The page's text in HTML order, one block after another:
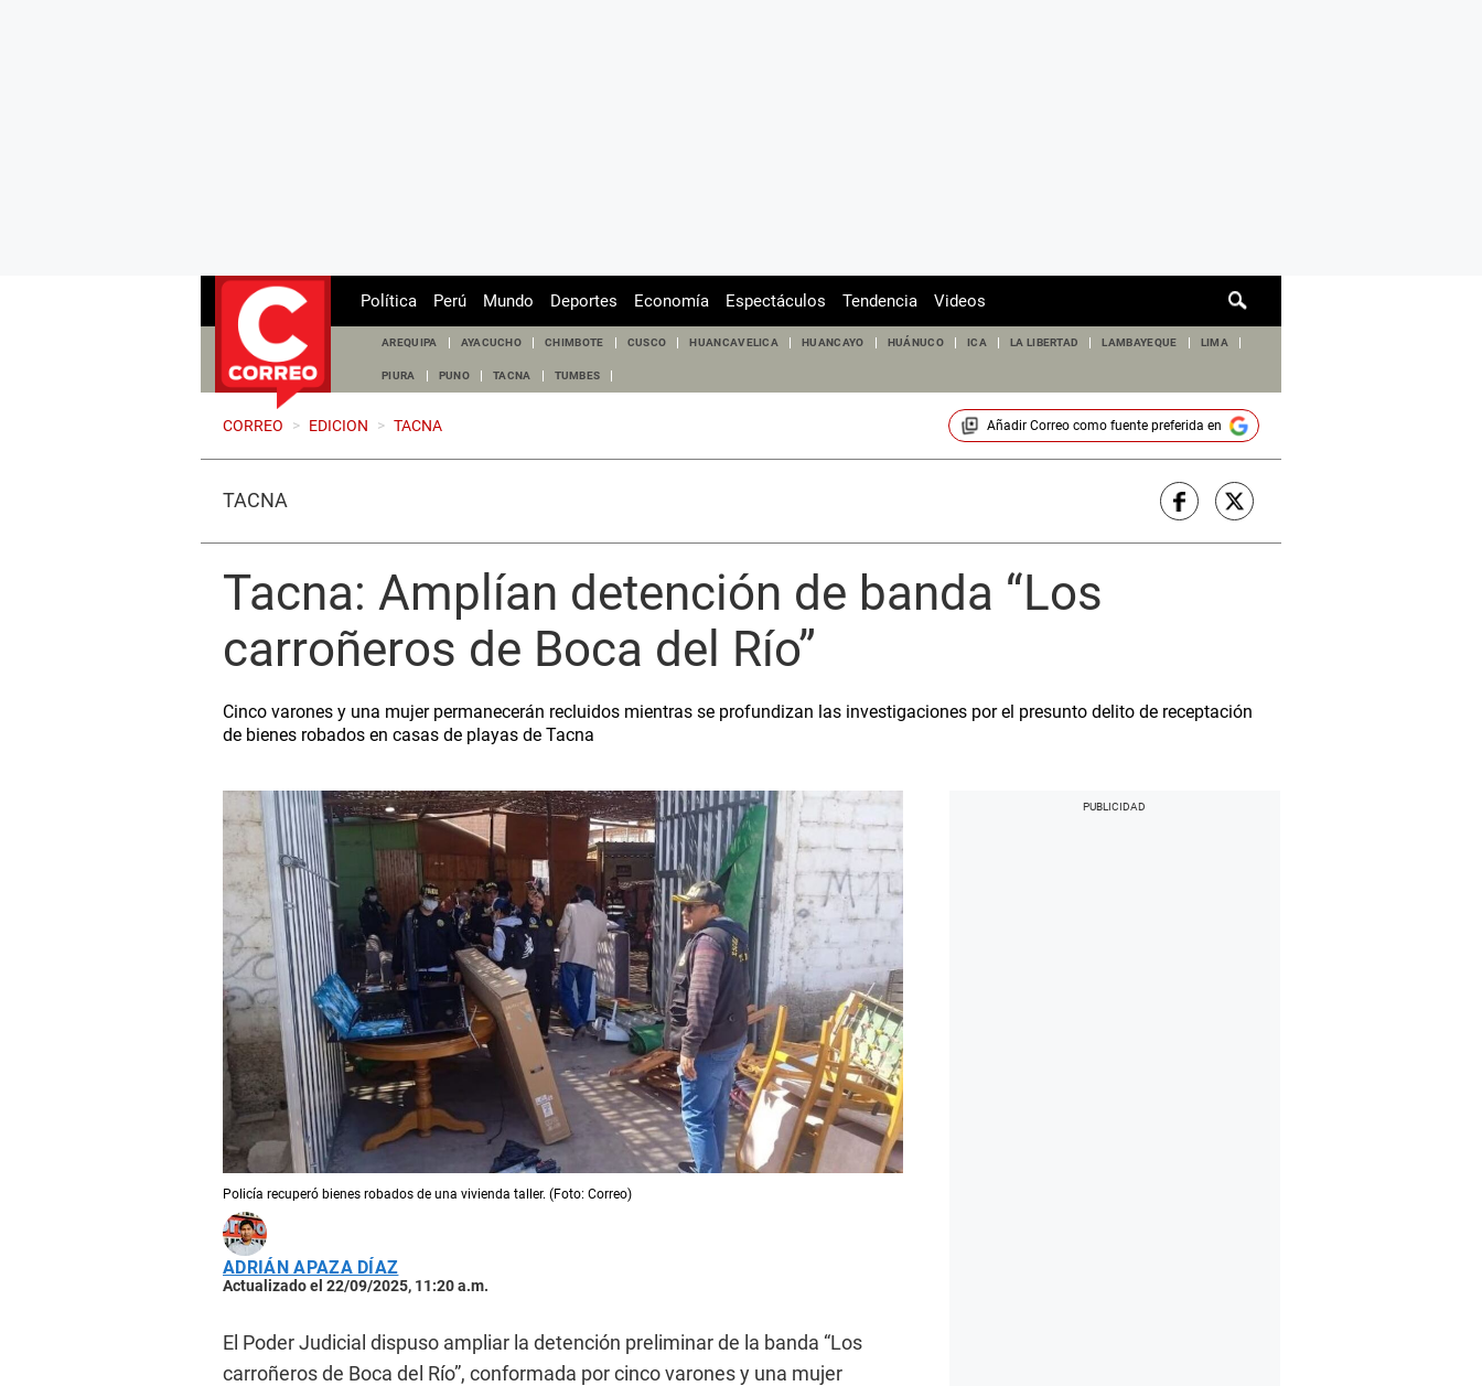
de
Política Perú Mundo Deportes Economía Espectáculos Tendencia Videos
AREQUIPA AYACUCHO CHIMBOTE CUSCO HUANCAVELICA HUANCAYO HUÁNUCO ICA LA LIBERTAD LAMBAYEQUE LIMA
PIURA PUNO TACNA TUMBES
CORREO > EDICION > TACNA Añadir Correocomo fuente preferida en
TACNA
Tacna: Amplían detención de banda “Los
carroñeros de Boca del Río”
Cinco varones y una mujer permanecerán recluidos mientras se profundizan las investigaciones por el presunto delito de receptación
de bienes robados en casas de playas de Tacna
Policía recuperó bienes robados de una vivienda taller. (Foto: Correo)
ADRIÁN APAZA DÍAZ
Actualizado el 22/09/2025, 11:20 a.m.
El Poder Judicial dispuso ampliar la detención preliminar de la banda “Los
carroñeros de Boca del Río”, conformada por cinco varones y una mujer